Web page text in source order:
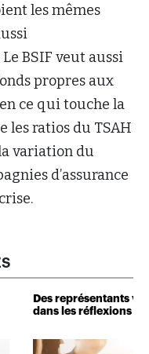
les mêmes
BSIF veut aussi
propres aux
ce qui touche la
les ratios du TSAH
variation du
d’assurance
Des représentants
dans les réflexions de